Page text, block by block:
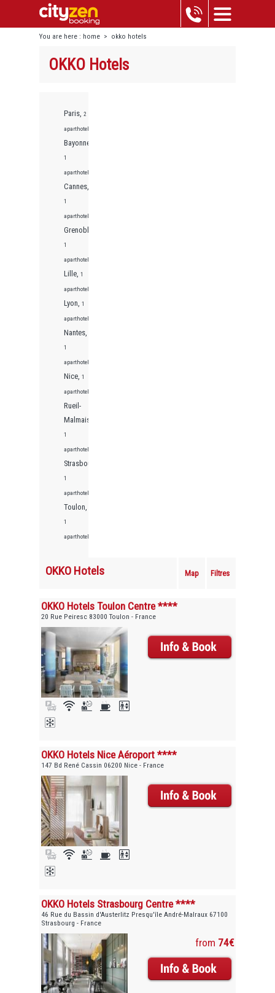
You are here : home > okko hotels
OKKO Hotels
Paris, 2
aparthotels
Bayonne,
1
aparthotels
Cannes,
1
aparthotels
Grenoble,
1
aparthotels
Lille, 1
aparthotels
Lyon, 1
aparthotels
Nantes,
1
aparthotels
Nice, 1
aparthotels
Rueil-
Malmaison,
1
aparthotels
Strasbourg,
1
aparthotels
Toulon,
1
aparthotels
OKKO Hotels Map Filtres
OKKO Hotels Toulon Centre ****
20 Rue Peiresc 83000 Toulon - France
OKKO Hotels Nice Aéroport ****
147 Bd René Cassin 06200 Nice - France
OKKO Hotels Strasbourg Centre ****
46 Rue du Bassin d'Austerlitz Presqu'île André-Malraux 67100
Strasbourg - France
from 74€